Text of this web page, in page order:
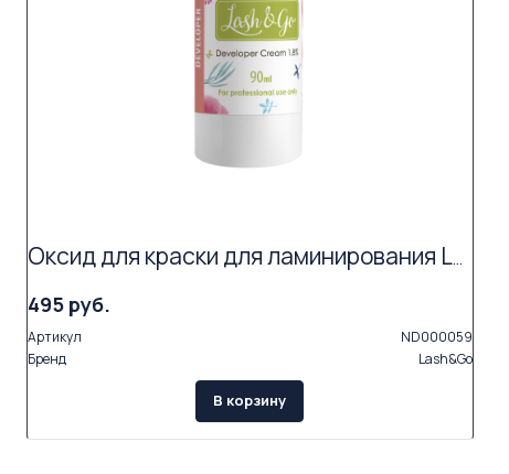
Оксид для краски для ламинирования Lash&Go
495 руб.
Артикул
ND000059
Бренд
Lash&Go
В корзину